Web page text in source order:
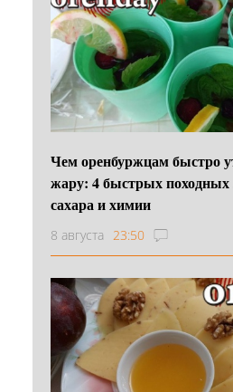
Чем оренбуржцам быстро
жару: 4 быстрых походных
сахара и химии
8 августа 23:50